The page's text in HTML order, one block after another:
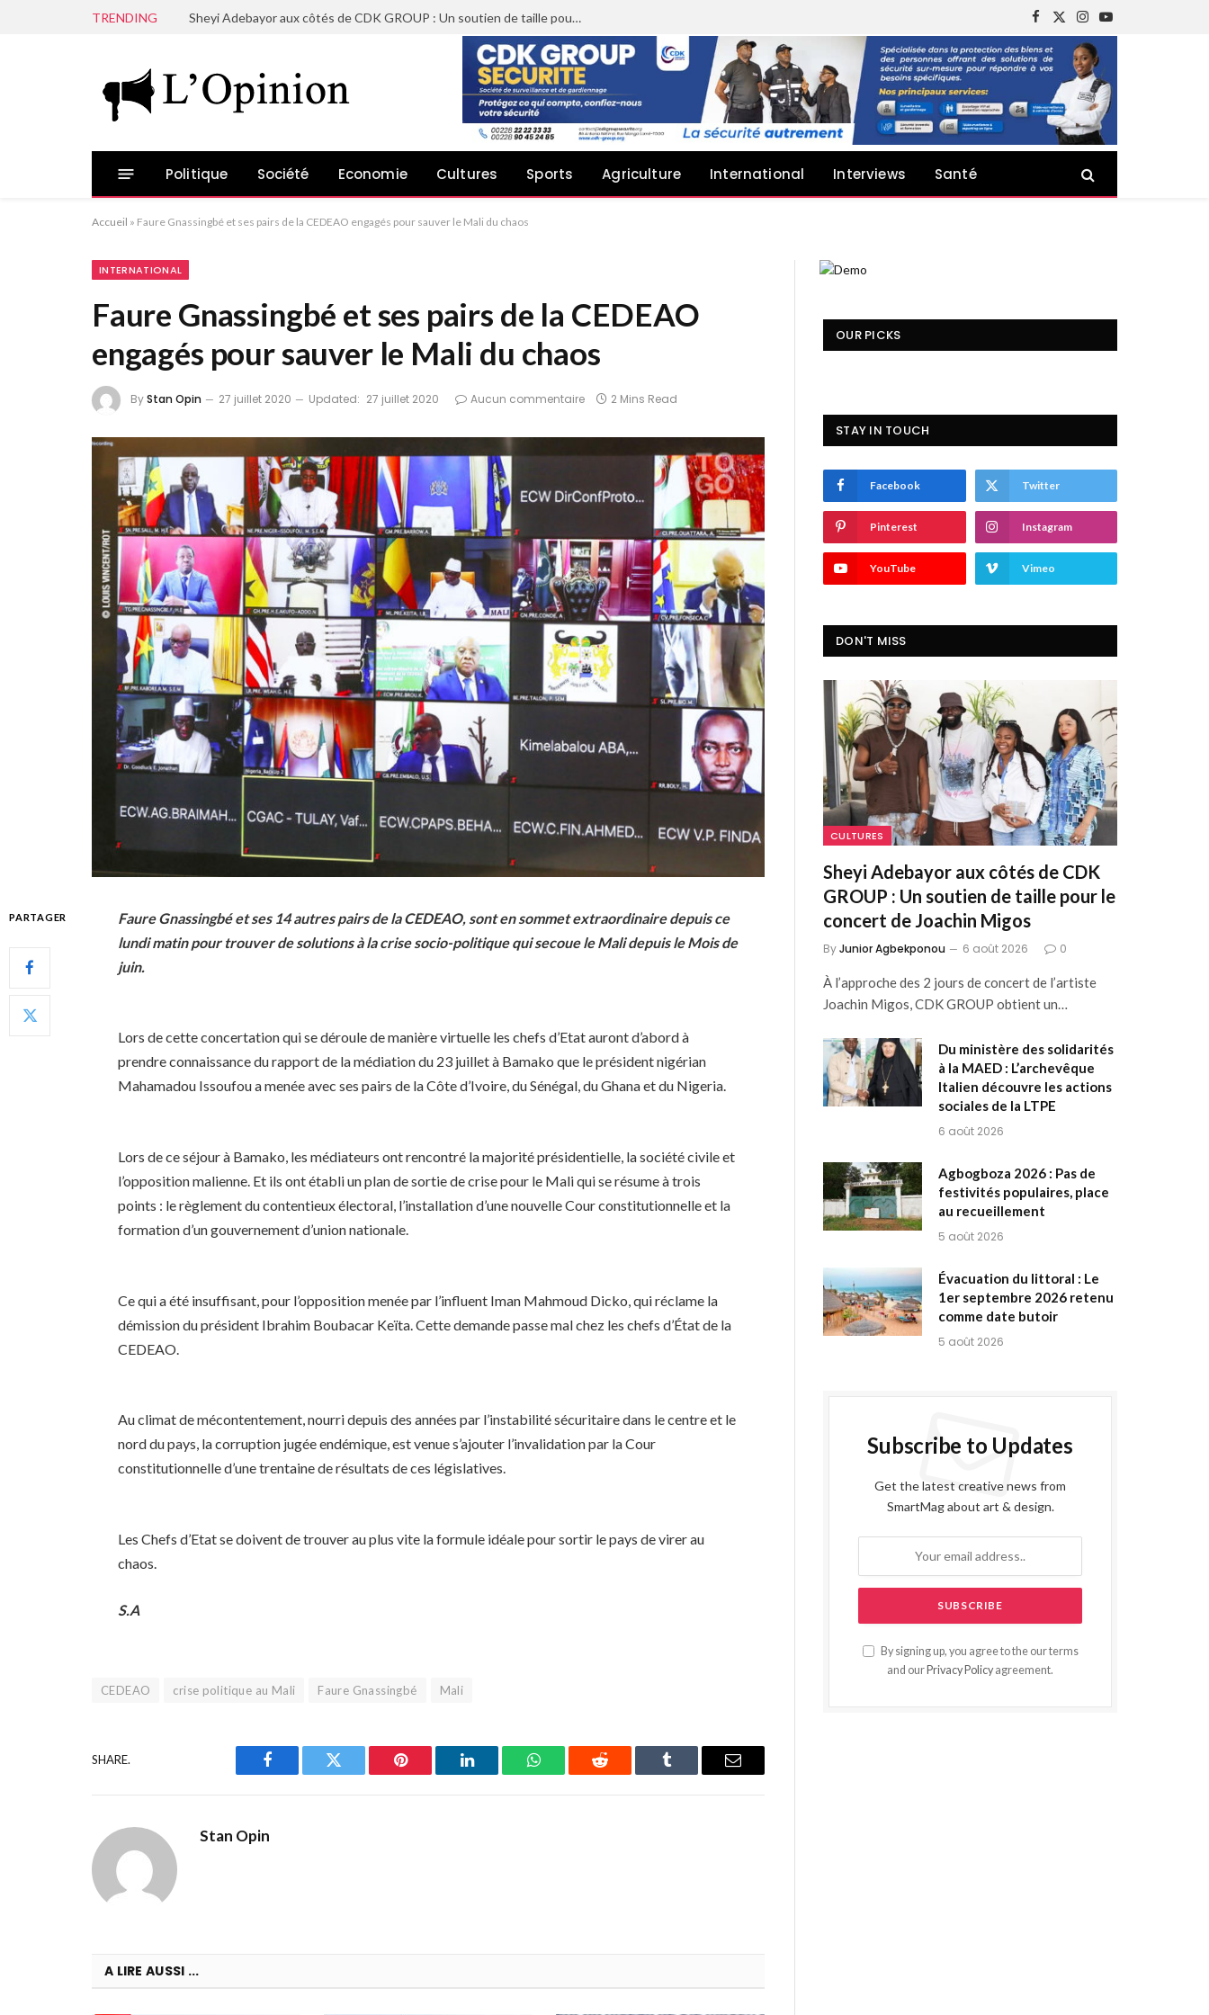
TRENDING Sheyi Adebayor aux côtés de CDK GROUP : Un soutien de taille pour le concert de Joachin Migos
Facebook
X
(Twitter)
Instagram
YouTube
Politique Société Economie Cultures Sports Agriculture International Interviews Santé
Accueil » Faure Gnassingbé et ses pairs de la CEDEAO engagés pour sauver le Mali du chaos
INTERNATIONAL
Faure Gnassingbé et ses pairs de la CEDEAO
engagés pour sauver le Mali du chaos
ByStan Opin 27 juillet 2020 Updated: 27 juillet 2020 Aucun commentaire 2 Mins Read
PARTAGER
Faure Gnassingbé et ses 14 autres pairs de la CEDEAO, sont en sommet extraordinaire depuis ce
lundi matin pour trouver de solutions à la crise socio-politique qui secoue le Mali depuis le Mois de
juin.
Lors de cette concertation qui se déroule de manière virtuelle les chefs d’Etat auront d’abord à
prendre connaissance du rapport de la médiation du 23 juillet à Bamako que le président nigérian
Mahamadou Issoufou a menée avec ses pairs de la Côte d’Ivoire, du Sénégal, du Ghana et du Nigeria.
Lors de ce séjour à Bamako, les médiateurs ont rencontré la majorité présidentielle, la société civile et
l’opposition malienne. Et ils ont établi un plan de sortie de crise pour le Mali qui se résume à trois
points : le règlement du contentieux électoral, l’installation d’une nouvelle Cour constitutionnelle et la
formation d’un gouvernement d’union nationale.
Ce qui a été insuffisant, pour l’opposition menée par l’influent Iman Mahmoud Dicko, qui réclame la
démission du président Ibrahim Boubacar Keïta. Cette demande passe mal chez les chefs d’État de la
CEDEAO.
Au climat de mécontentement, nourri depuis des années par l’instabilité sécuritaire dans le centre et le
nord du pays, la corruption jugée endémique, est venue s’ajouter l’invalidation par la Cour
constitutionnelle d’une trentaine de résultats de ces législatives.
Les Chefs d’Etat se doivent de trouver au plus vite la formule idéale pour sortir le pays de virer au
chaos.
S.A
CEDEAO crise politique au Mali Faure Gnassingbé Mali
SHARE.
Facebook Twitter Pinterest LinkedIn WhatsAppReddit Tumblr Email
Stan Opin
A LIRE AUSSI ...
OUR PICKS
STAY IN TOUCH
Facebook Twitter
Pinterest Instagram
YouTube Vimeo
DON'T MISS
CULTURES
Sheyi Adebayor aux côtés de CDK
GROUP : Un soutien de taille pour le
concert de Joachin Migos
ByJunior Agbekponou 6 août 2026 0
À l’approche des 2 jours de concert de l’artiste
Joachin Migos, CDK GROUP obtient un…
Du ministère des solidarités
à la MAED : L’archevêque
Italien découvre les actions
sociales de la LTPE
6 août 2026
Agbogboza 2026 : Pas de
festivités populaires, place
au recueillement
5 août 2026
Évacuation du littoral : Le
1er septembre 2026 retenu
comme date butoir
5 août 2026
Subscribe to Updates
Get the latest creative news from
SmartMag about art & design.
By signing up, you agree to the our terms
and our Privacy Policy agreement.